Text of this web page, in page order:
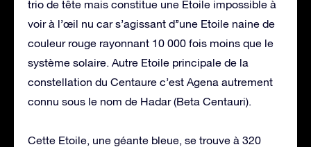
trio de tête mais constitue une Etoile impossible à
voir à l’œil nu car s’agissant d’’une Etoile naine de
couleur rouge rayonnant 10 000 fois moins que le
système solaire. Autre Etoile principale de la
constellation du Centaure c’est Agena autrement
connu sous le nom de Hadar (Beta Centauri).
Cette Etoile, une géante bleue, se trouve à 320